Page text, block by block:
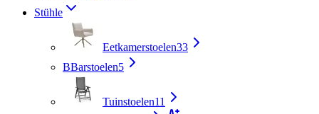
Stühle
Eetkamerstoelen33
BBarstoelen5
Tuinstoelen11